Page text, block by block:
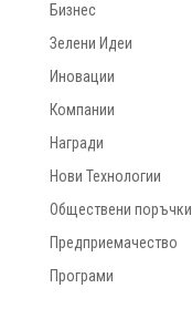
Бизнес
Зелени Идеи
Иновации
Компании
Награди
Нови Технологии
Обществени поръчки
Предприемачество
Програми